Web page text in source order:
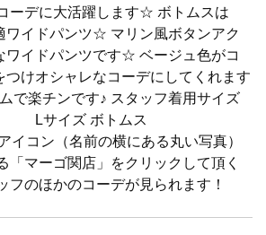
ーデに大活躍します☆ ボトムスは
ワイドパンツ☆ マリン風ボタンアク
ワイドパンツです☆ ベージュ色がコ
つけオシャレなコーデにしてくれます
で楽チンです♪ スタッフ着用サイズ
Lサイズ ボトムス
コン（名前の横にある丸い写真）
「マーゴ関店」をクリックして頂く
フのほかのコーデが見られます！